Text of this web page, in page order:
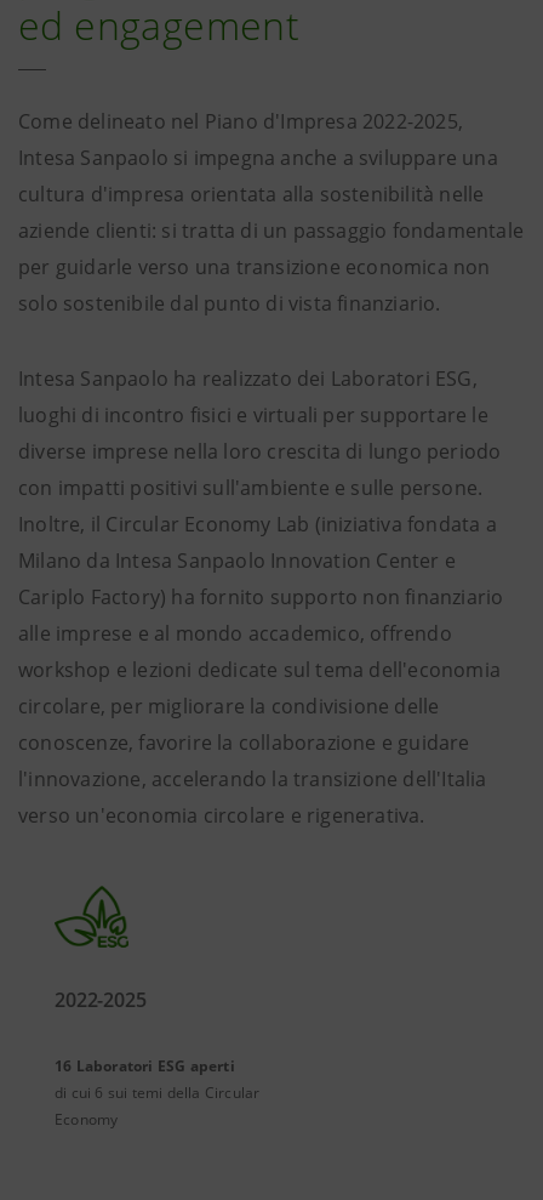
ed engagement
Come delineato nel Piano d'Impresa 2022-2025,
Intesa Sanpaolo si impegna anche a sviluppare una
cultura d'impresa orientata alla sostenibilità nelle
aziende clienti: si tratta di un passaggio fondamentale
per guidarle verso una transizione economica non
solo sostenibile dal punto di vista finanziario.
Intesa Sanpaolo ha realizzato dei Laboratori ESG,
luoghi di incontro fisici e virtuali per supportare le
diverse imprese nella loro crescita di lungo periodo
con impatti positivi sull'ambiente e sulle persone.
Inoltre, il Circular Economy Lab (iniziativa fondata a
Milano da Intesa Sanpaolo Innovation Center e
Cariplo Factory) ha fornito supporto non finanziario
alle imprese e al mondo accademico, offrendo
workshop e lezioni dedicate sul tema dell'economia
circolare, per migliorare la condivisione delle
conoscenze, favorire la collaborazione e guidare
l'innovazione, accelerando la transizione dell'Italia
verso un'economia circolare e rigenerativa.
2022-2025
16 Laboratori ESG aperti
di cui 6 sui temi della Circular
Economy